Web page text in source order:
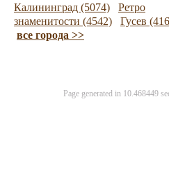
Калининград (5074)
Ретро
знаменитости (4542)
Гусев
все города >>
Page generated in 10.468449